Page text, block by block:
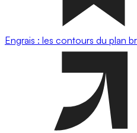
Engrais : les contours du plan